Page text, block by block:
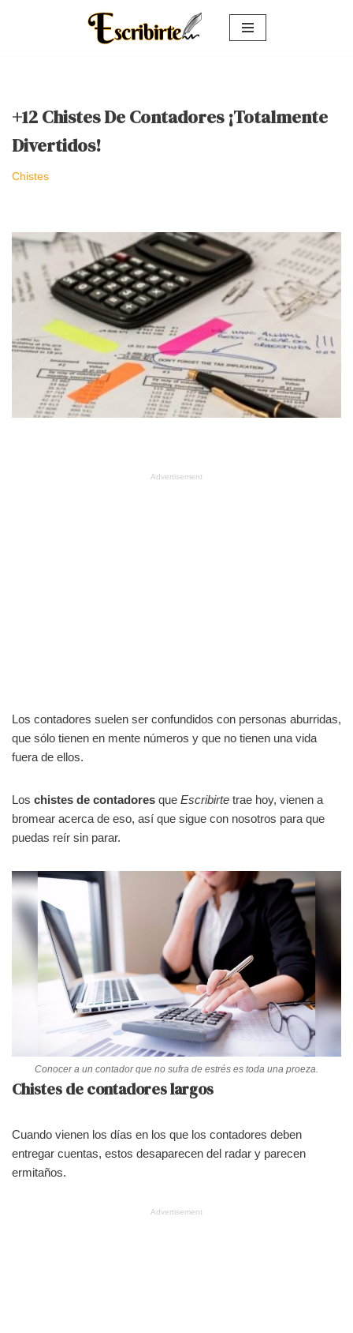
+12 Chistes De Contadores ¡Totalmente
Divertidos!
Chistes
Advertisement
Los contadores suelen ser confundidos con personas aburridas,
que sólo tienen en mente números y que no tienen una vida
fuera de ellos.
Los chistes de contadores que Escribirte trae hoy, vienen a
bromear acerca de eso, así que sigue con nosotros para que
puedas reír sin parar.
Conocer a un contador que no sufra de estrés es toda una proeza.
Chistes de contadores largos
Cuando vienen los días en los que los contadores deben
entregar cuentas, estos desaparecen del radar y parecen
ermitaños.
Advertisement